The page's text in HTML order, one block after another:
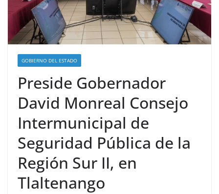
GOBIERNO DEL ESTADO
Preside Gobernador
David Monreal Consejo
Intermunicipal de
Seguridad Pública de la
Región Sur II, en
Tlaltenango